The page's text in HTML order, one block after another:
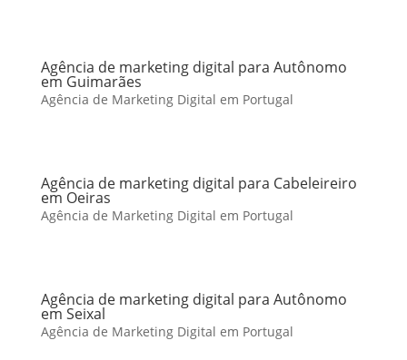
Agência de marketing digital para Autônomo
em Guimarães
Agência de Marketing Digital em Portugal
Agência de marketing digital para Cabeleireiro
em Oeiras
Agência de Marketing Digital em Portugal
Agência de marketing digital para Autônomo
em Seixal
Agência de Marketing Digital em Portugal